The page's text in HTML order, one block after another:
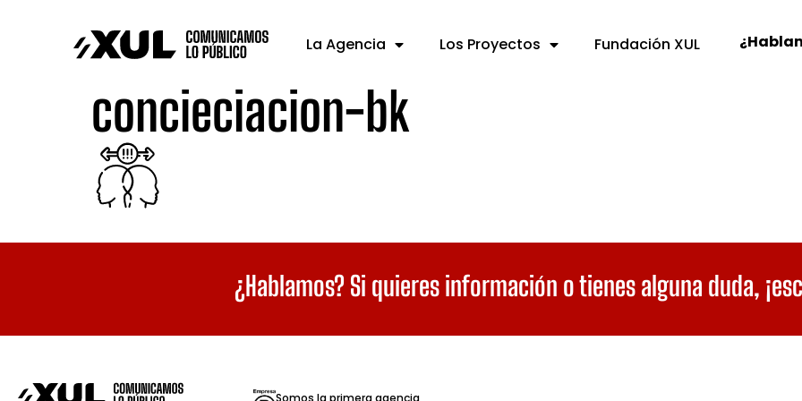
La Agencia Los Proyectos Fundación XUL
concieciacion-bk
¿Hablamos? Si quieres información o tienes alguna duda,
Somos la primera agencia